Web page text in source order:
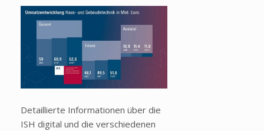
Detaillierte Informationen über die
ISH digital und die verschiedenen